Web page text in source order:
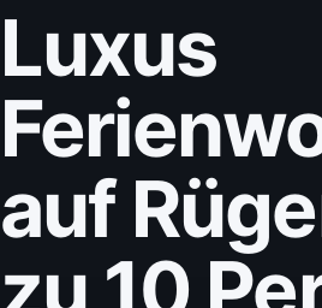
Luxus
auf